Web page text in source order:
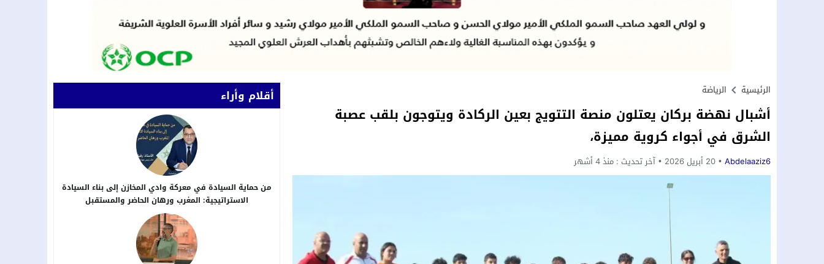
الرئيسية الرياضة
أشبال نهضة بركان يعتلون منصة التتويج بعين الركادة ويتوجون بلقب عصبة
الشرق في أجواء كروية مميزة،
Abdelaaziz6 20 أبريل 2026 آخر تحديث : منذ 4 أشهر
أقلام وأراء
من حماية السيادة في معركة وادي المخازن إلى بناء السيادة
الاستراتيجية: المغرب ورهان الحاضر والمستقبل